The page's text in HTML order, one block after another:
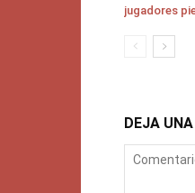
jugadores
DEJA